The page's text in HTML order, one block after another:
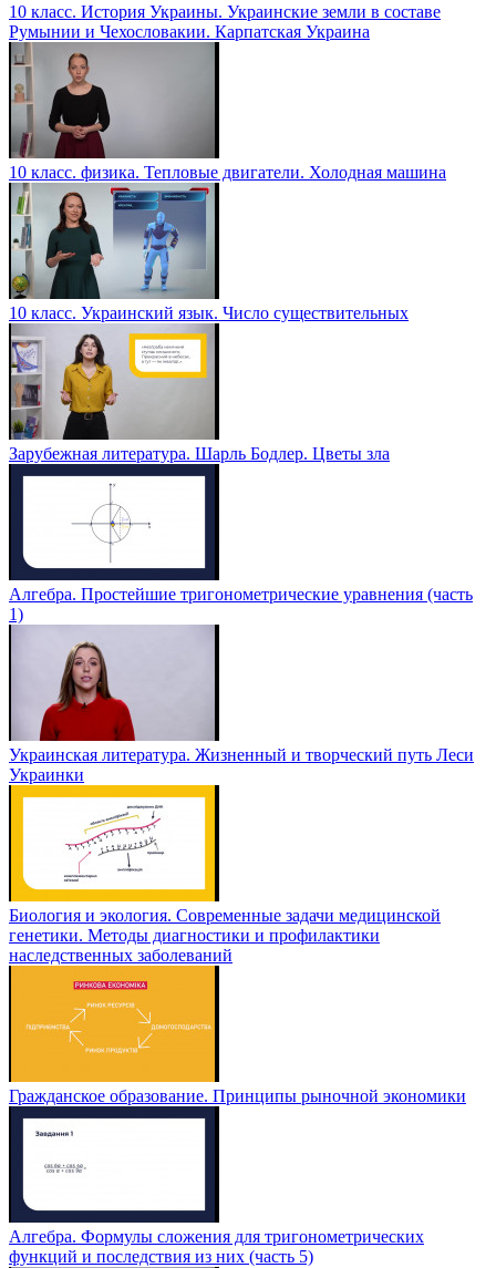
10 класс. История Украины. Украинские земли в составе
Румынии и Чехословакии. Карпатская Украина
10 класс. физика. Тепловые двигатели. Холодная машина
10 класс. Украинский язык. Число существительных
Зарубежная литература. Шарль Бодлер. Цветы зла
Алгебра. Простейшие тригонометрические уравнения (часть
1)
Украинская литература. Жизненный и творческий путь Леси
Украинки
Биология и экология. Современные задачи медицинской
генетики. Методы диагностики и профилактики
наследственных заболеваний
Гражданское образование. Принципы рыночной экономики
Алгебра. Формулы сложения для тригонометрических
функций и последствия из них (часть 5)